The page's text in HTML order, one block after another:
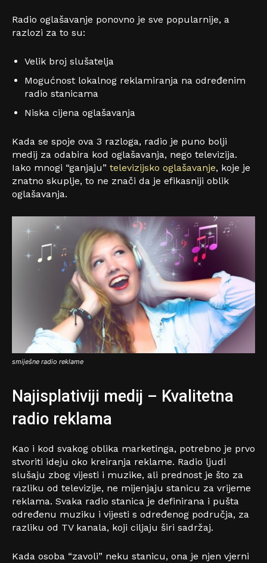
Radio oglašavanje ponovno je sve popularnije, a
razlozi za to su:
Velik broj slušatelja
Mogućnost lokalnog reklamiranja na određenim
radio stanicama
Niska cijena oglašavanja
Kada se spoje ova 3 razloga, radio je puno bolji
medij za odabira kod oglašavanja, nego televizija.
Iako mnogi “ganjaju” televizijsko oglašavanje, koje je
znatno skuplje, to ne znači da je efikasniji oblik
oglašavanja.
smiješne radio reklame
Najisplativiji medij – Kvalitetna
radio reklama
Kao i kod svakog oblika marketinga, potrebno je prvo
stvoriti ideju oko kreiranja reklame. Radio ljudi
slušaju zbog vijesti i muzike, ali prednost je što za
razliku od televizije, ne mijenjaju stanicu za vrijeme
reklama. Svaka radio stanica je definirana i pušta
određenu muziku i vijesti s određenog područja, za
razliku od TV kanala, koji ciljaju širi sadržaj.
Kada osoba “zavoli” neku stanicu, ona je njen vjerni